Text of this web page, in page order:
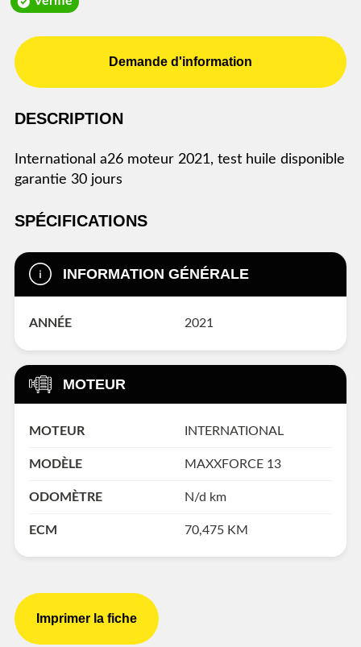
Demande d'information
DESCRIPTION
garantie 30 jours
SPÉCIFICATIONS
INFORMATION GÉNÉRALE
ANNÉE 2021
MOTEUR
MOTEUR INTERNATIONAL
MODÈLE MAXXFORCE 13
ODOMÈTRE N/d km
ECM 70,475 KM
Imprimer la fiche